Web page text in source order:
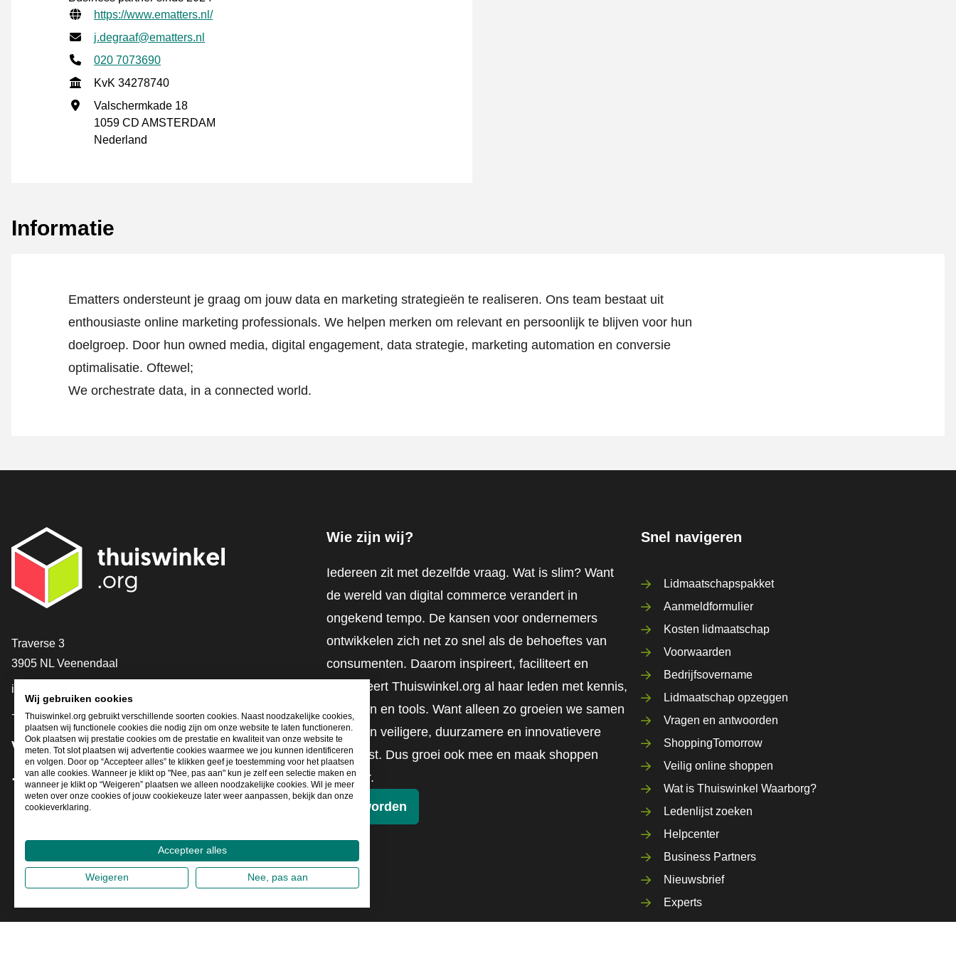
Gecontroleerde contactgegevens
Website URL
https://www.ematters.nl/
E-mailadres
j.degraaf@ematters.nl
Telefoonnummer
020 7073690
KvKKvK 34278740
Vestigingsadres
Valschermkade 18
1059 CD AMSTERDAM
Nederland
Informatie
Ematters ondersteunt je graag om jouw data en marketing strategieën te realiseren. Ons team bestaat uit
enthousiaste online marketing professionals. We helpen merken om relevant en persoonlijk te blijven voor hun
doelgroep. Door hun owned media, digital engagement, data strategie, marketing automation en conversie
optimalisatie. Oftewel;
We orchestrate data, in a connected world.
Contact
Traverse 3
3905 NL Veenendaal
info@thuiswinkel.org
+31 (0)318 64 85 75
Volg je ons al?
Facebook
X LinkedIn
Instagram
YouTube
Wie zijn wij?
Iedereen zit met dezelfde vraag. Wat is slim? Want
de wereld van digital commerce verandert in
ongekend tempo. De kansen voor ondernemers
ontwikkelen zich net zo snel als de behoeftes van
consumenten. Daarom inspireert, faciliteert en
mobiliseert Thuiswinkel.org al haar leden met kennis,
inzichten en tools. Want alleen zo groeien we samen
naar een veiligere, duurzamere en innovatievere
toekomst. Dus groei ook mee en maak shoppen
slimmer.
Lid worden
Snel navigeren
Lidmaatschapspakket
Aanmeldformulier
Kosten lidmaatschap
Voorwaarden
Bedrijfsovername
Lidmaatschap opzeggen
Vragen en antwoorden
ShoppingTomorrow
Veilig online shoppen
Wat is Thuiswinkel Waarborg?
Ledenlijst zoeken
Helpcenter
Business Partners
Nieuwsbrief
Experts
Wij gebruiken cookies
Thuiswinkel.org gebruikt verschillende soorten cookies. Naast noodzakelijke cookies,
plaatsen wij functionele cookies die nodig zijn om onze website te laten functioneren.
Ook plaatsen wij prestatie cookies om de prestatie en kwaliteit van onze website te
meten. Tot slot plaatsen wij advertentie cookies waarmee we jou kunnen identificeren
en volgen. Door op “Accepteer alles” te klikken geef je toestemming voor het plaatsen
van alle cookies. Wanneer je klikt op "Nee, pas aan" kun je zelf een selectie maken en
wanneer je klikt op “Weigeren” plaatsen we alleen noodzakelijke cookies. Wil je meer
weten over onze cookies of jouw cookiekeuze later weer aanpassen, bekijk dan onze
cookieverklaring.
Accepteer alles
Weigeren Nee, pas aan